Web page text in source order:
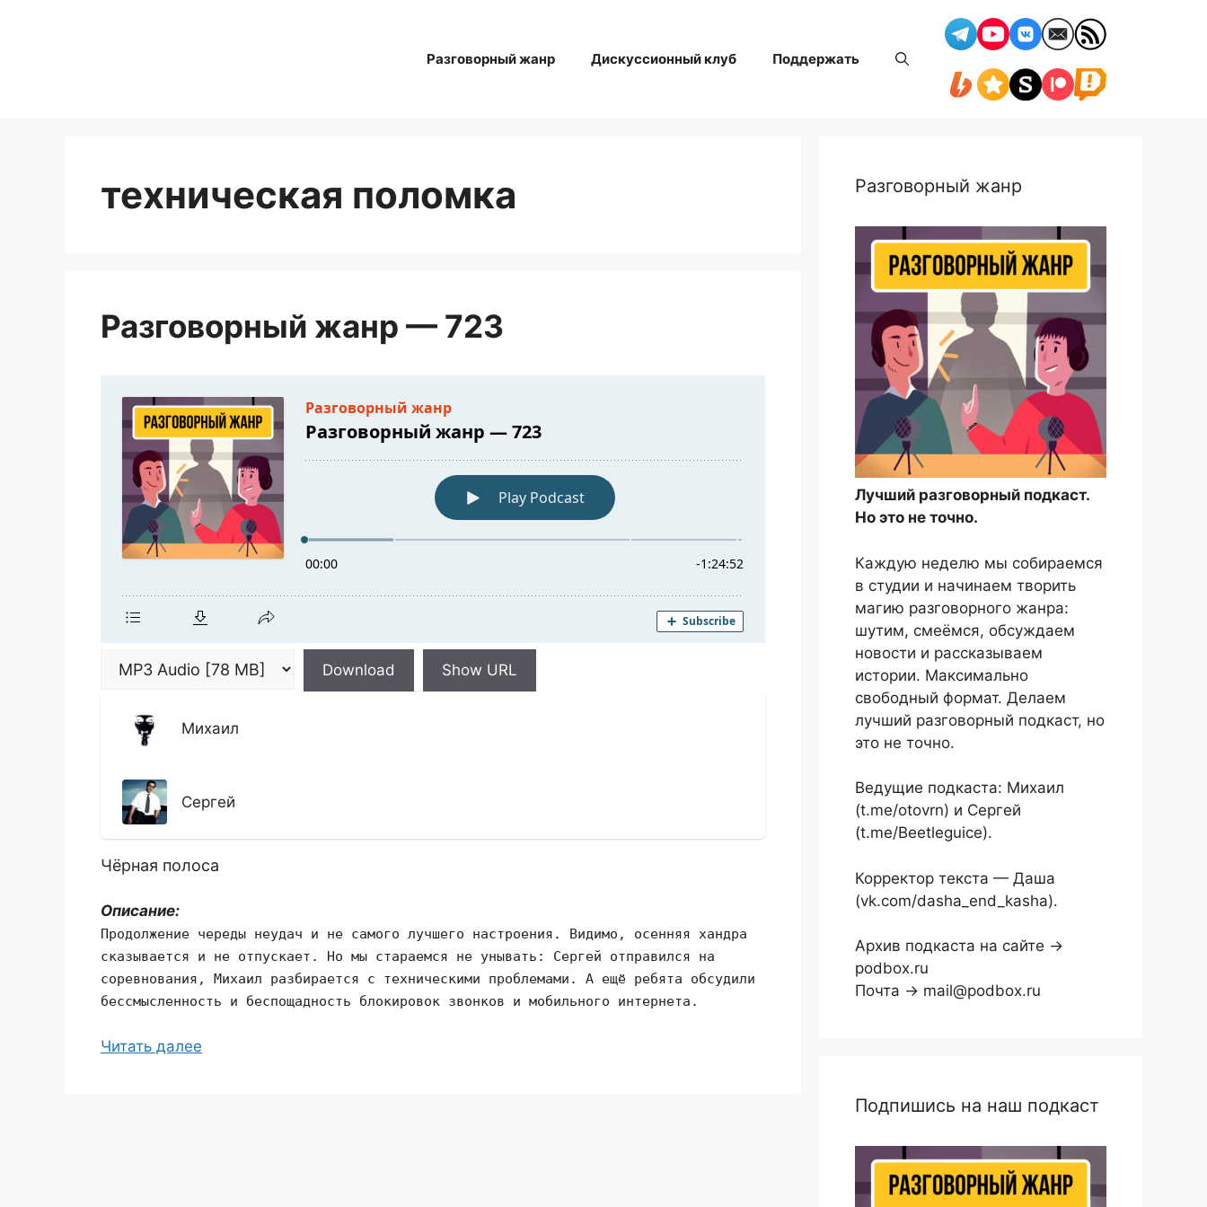
Разговорный жанр Дискуссионный клуб Поддержать
техническая поломка
Разговорный жанр — 723
Download Show URL
Михаил
Сергей
Чёрная полоса
Описание:
Продолжение череды неудач и не самого лучшего настроения. Видимо, осенняя хандра
сказывается и не отпускает. Но мы стараемся не унывать: Сергей отправился на
соревнования, Михаил разбирается с техническими проблемами. А ещё ребята обсудили
бессмысленность и беспощадность блокировок звонков и мобильного интернета.
Читать далее
Разговорный жанр
Лучший разговорный подкаст.
Но это не точно.
Каждую неделю мы собираемся
в студии и начинаем творить
магию разговорного жанра:
шутим, смеёмся, обсуждаем
новости и рассказываем
истории. Максимально
свободный формат. Делаем
лучший разговорный подкаст, но
это не точно.
Ведущие подкаста: Михаил
(t.me/otovrn) и Сергей
(t.me/Beetleguice).
Корректор текста — Даша
(vk.com/dasha_end_kasha).
Архив подкаста на сайте →
podbox.ru
Почта → mail@podbox.ru
Подпишись на наш подкаст